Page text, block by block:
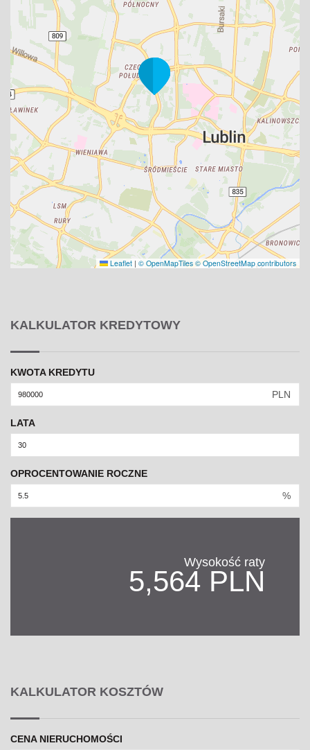
Leaflet | © OpenMapTiles © OpenStreetMap contributors
KALKULATOR KREDYTOWY
KWOTA KREDYTU
PLN
LATA
OPROCENTOWANIE ROCZNE
%
Wysokość raty
5,564 PLN
KALKULATOR KOSZTÓW
CENA NIERUCHOMOŚCI